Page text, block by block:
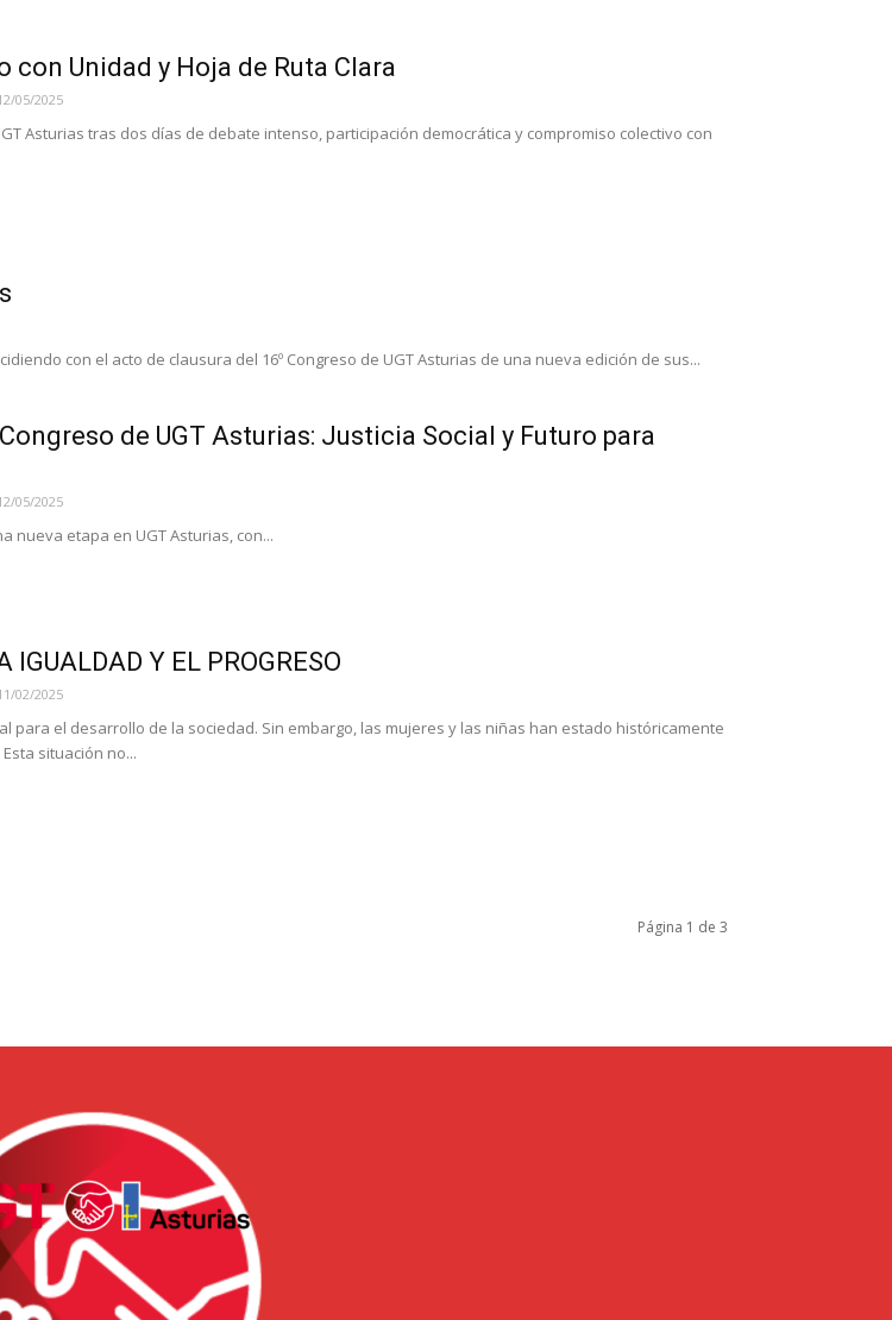
con Unidad y Hoja de Ruta Clara
05/2025
Asturias tras dos días de debate intenso, participación democrática y compromiso colectivo con
con el acto de clausura del 16º Congreso de UGT Asturias de una nueva edición de sus...
de UGT Asturias: Justicia Social y Futuro para
05/2025
nueva etapa en UGT Asturias, con...
Y EL PROGRESO
02/2025
para el desarrollo de la sociedad. Sin embargo, las mujeres y las niñas han estado históricamente
situación no...
Página 1 de 3